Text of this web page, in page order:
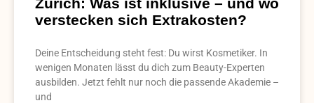
verstecken sich Extrakosten?
Deine Entscheidung steht fest: Du wirst Kosmetiker. In
wenigen Monaten lässt du dich zum Beauty-Experten
ausbilden. Jetzt fehlt nur noch die passende Akademie –
und